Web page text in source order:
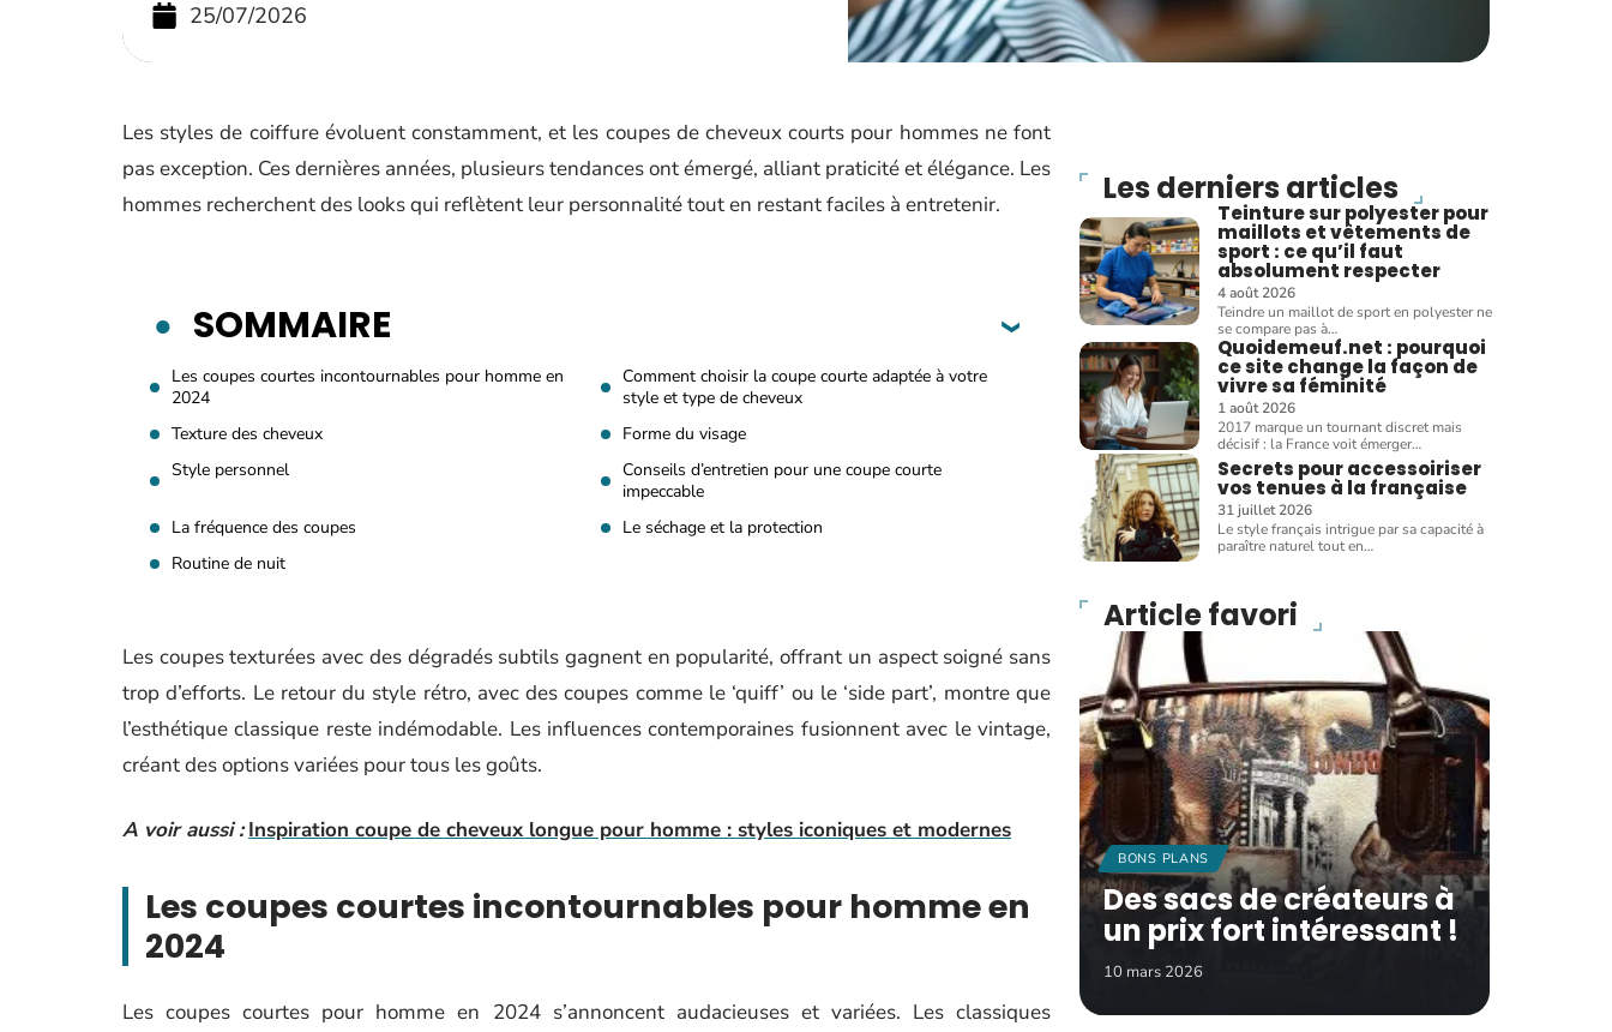
25/07/2026
Les styles de coiffure évoluent constamment, et les coupes de cheveux courts pour hommes ne font
pas exception. Ces dernières années, plusieurs tendances ont émergé, alliant praticité et élégance. Les
hommes recherchent des looks qui reflètent leur personnalité tout en restant faciles à entretenir.
SOMMAIRE
Les coupes courtes incontournables pour homme en
2024
Comment choisir la coupe courte adaptée à votre
style et type de cheveux
Texture des cheveux
Forme du visage
Style personnel
Conseils d’entretien pour une coupe courte
impeccable
La fréquence des coupes
Le séchage et la protection
Routine de nuit
Les coupes texturées avec des dégradés subtils gagnent en popularité, offrant un aspect soigné sans
trop d’efforts. Le retour du style rétro, avec des coupes comme le ‘quiff’ ou le ‘side part’, montre que
l’esthétique classique reste indémodable. Les influences contemporaines fusionnent avec le vintage,
créant des options variées pour tous les goûts.
A voir aussi : Inspiration coupe de cheveux longue pour homme : styles iconiques et modernes
Les coupes courtes incontournables pour homme en
2024
Les coupes courtes pour homme en 2024 s’annoncent audacieuses et variées. Les classiques
Les derniers articles
Teinture sur polyester pour
maillots et vêtements de
sport : ce qu’il faut
absolument respecter
4 août 2026
Teindre un maillot de sport en polyester ne
se compare pas à…
Quoidemeuf.net : pourquoi
ce site change la façon de
vivre sa féminité
1 août 2026
2017 marque un tournant discret mais
décisif : la France voit émerger…
Secrets pour accessoiriser
vos tenues à la française
31 juillet 2026
Le style français intrigue par sa capacité à
paraître naturel tout en…
Article favori
BONS PLANS
Des sacs de créateurs à
un prix fort intéressant !
10 mars 2026